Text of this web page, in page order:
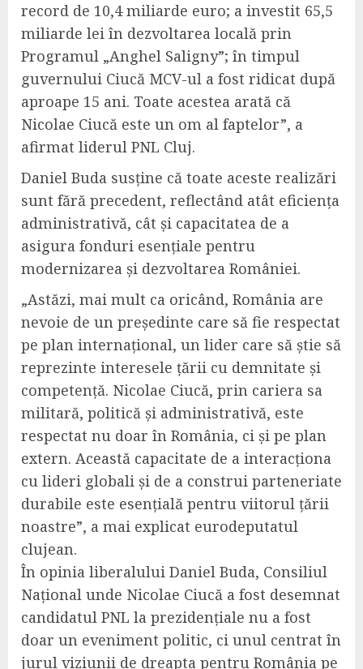
record de 10,4 miliarde euro; a investit 65,5
miliarde lei în dezvoltarea locală prin
Programul „Anghel Saligny”; în timpul
guvernului Ciucă MCV-ul a fost ridicat după
aproape 15 ani. Toate acestea arată că
Nicolae Ciucă este un om al faptelor”, a
afirmat liderul PNL Cluj.
Daniel Buda susține că toate aceste realizări
sunt fără precedent, reflectând atât eficiența
administrativă, cât și capacitatea de a
asigura fonduri esențiale pentru
modernizarea și dezvoltarea României.
„Astăzi, mai mult ca oricând, România are
nevoie de un președinte care să fie respectat
pe plan internațional, un lider care să știe să
reprezinte interesele țării cu demnitate și
competență. Nicolae Ciucă, prin cariera sa
militară, politică și administrativă, este
respectat nu doar în România, ci și pe plan
extern. Această capacitate de a interacționa
cu lideri globali și de a construi parteneriate
durabile este esențială pentru viitorul țării
noastre”, a mai explicat eurodeputatul
clujean.
În opinia liberalului Daniel Buda, Consiliul
Național unde Nicolae Ciucă a fost desemnat
candidatul PNL la prezidențiale nu a fost
doar un eveniment politic, ci unul centrat în
jurul viziunii de dreapta pentru România pe